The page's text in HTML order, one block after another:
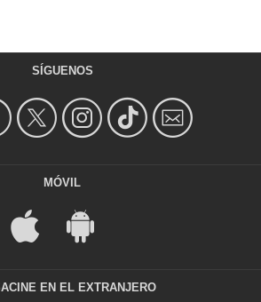
SÍGUENOS
MÓVIL
EN EL EXTRANJERO